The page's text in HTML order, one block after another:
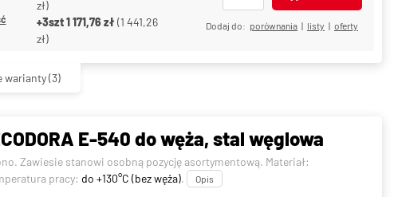
zł)
+3szt1 171,76 zł(1 441,26
zł)
Dodaj do: porównania | listy | oferty
warianty(3)
E-540 do węża, stal węglowa
Zawiesie stanowi osobną pozycję asortymentową. Materiał:
pracy: do +130°C (bez węża). Opis